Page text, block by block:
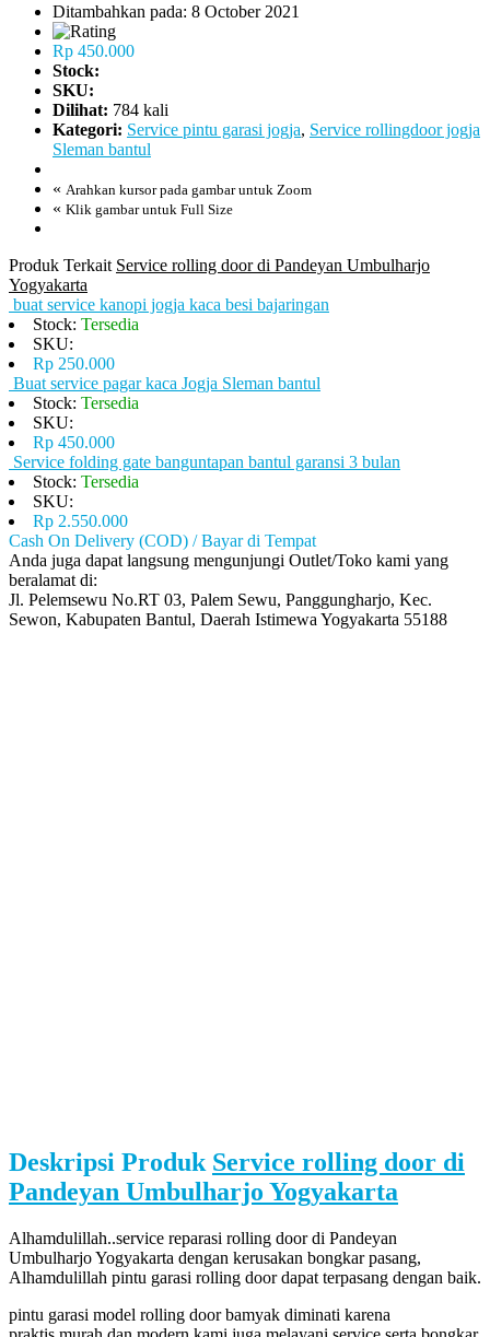
Ditambahkan pada: 8 October 2021
Rp 450.000
Stock:
SKU:
Dilihat: 784 kali
Kategori: Service pintu garasi jogja, Service rollingdoor jogja
Sleman bantul
« Arahkan kursor pada gambar untuk Zoom
« Klik gambar untuk Full Size
Produk Terkait Service rolling door di Pandeyan Umbulharjo
Yogyakarta
buat service kanopi jogja kaca besi bajaringan
Stock: Tersedia
SKU:
Rp 250.000
Buat service pagar kaca Jogja Sleman bantul
Stock: Tersedia
SKU:
Rp 450.000
Service folding gate banguntapan bantul garansi 3 bulan
Stock: Tersedia
SKU:
Rp 2.550.000
Cash On Delivery (COD) / Bayar di Tempat
Anda juga dapat langsung mengunjungi Outlet/Toko kami yang
beralamat di:
Jl. Pelemsewu No.RT 03, Palem Sewu, Panggungharjo, Kec.
Sewon, Kabupaten Bantul, Daerah Istimewa Yogyakarta 55188
Deskripsi Produk Service rolling door di
Pandeyan Umbulharjo Yogyakarta
Alhamdulillah..service reparasi rolling door di Pandeyan
Umbulharjo Yogyakarta dengan kerusakan bongkar pasang,
Alhamdulillah pintu garasi rolling door dapat terpasang dengan baik.
pintu garasi model rolling door bamyak diminati karena